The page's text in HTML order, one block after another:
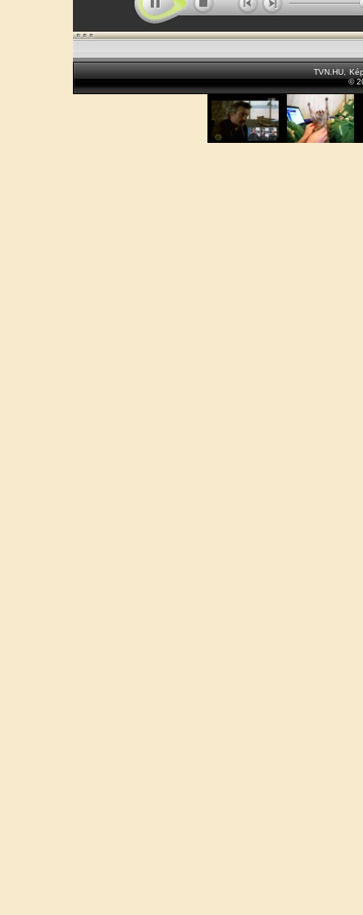
TVN.HU
©